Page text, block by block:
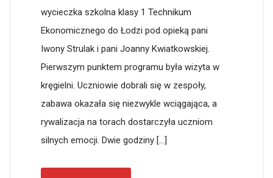
wycieczka szkolna klasy 1 Technikum
Ekonomicznego do Łodzi pod opieką pani
Iwony Strulak i pani Joanny Kwiatkowskiej.
Pierwszym punktem programu była wizyta w
kręgielni. Uczniowie dobrali się w zespoły,
zabawa okazała się niezwykle wciągająca, a
rywalizacja na torach dostarczyła uczniom
silnych emocji. Dwie godziny […]